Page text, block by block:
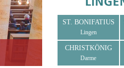
ST. BONIFATIUS
Lingen
CHRISTKÖNIG
Darme